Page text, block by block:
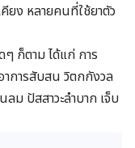
ยง หลายคนที่ใช้ยาตัว
ก็ตาม ได้แก่ การ
การสับสน วิตกกังวล
ม ปัสสาวะลำบาก เจ็บ